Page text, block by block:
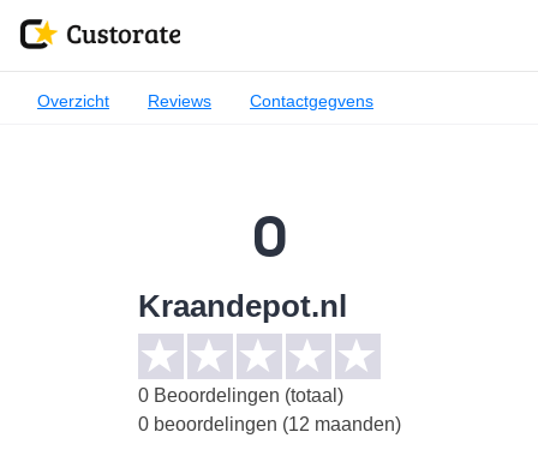
Overzicht Reviews Contactgegvens
0
Kraandepot.nl
0Beoordelingen (totaal)
0 beoordelingen (12 maanden)